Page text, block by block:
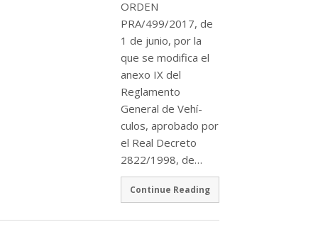
ORDEN
PRA/499/2017, de
1 de junio, por la
que se modifica el
anexo IX del
Reglamento
General de Vehí­
culos, aprobado por
el Real Decreto
2822/1998, de…
Continue Reading